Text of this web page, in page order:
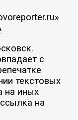
с
текстовых
на иных
на